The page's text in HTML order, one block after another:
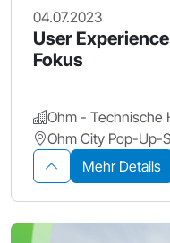
04.07.2023
User
Fokus
Ohm City Pop-Up-
Mehr Details